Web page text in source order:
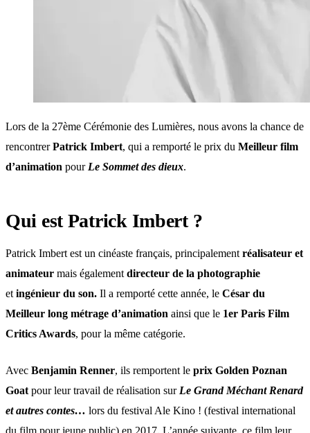
Lors de la 27ème Cérémonie des Lumières, nous avons la chance de
rencontrerPatrick Imbert, qui a remporté le prix du Meilleur film
d’animation pour Le Sommet des dieux.
Qui est Patrick Imbert ?
Patrick Imbert est un cinéaste français, principalement réalisateur et
animateur mais également directeur de la photographie
et ingénieur du son. Il a remporté cette année, le César du
Meilleur long métrage d’animation ainsi que le 1er Paris Film
Critics Awards, pour la même catégorie.
Avec Benjamin Renner, ils remportent le prix Golden Poznan
Goat pour leur travail de réalisation sur Le Grand Méchant Renard
et autres contes… lors du festival Ale Kino ! (festival international
du film pour jeune public) en 2017. L’année suivante, ce film leur